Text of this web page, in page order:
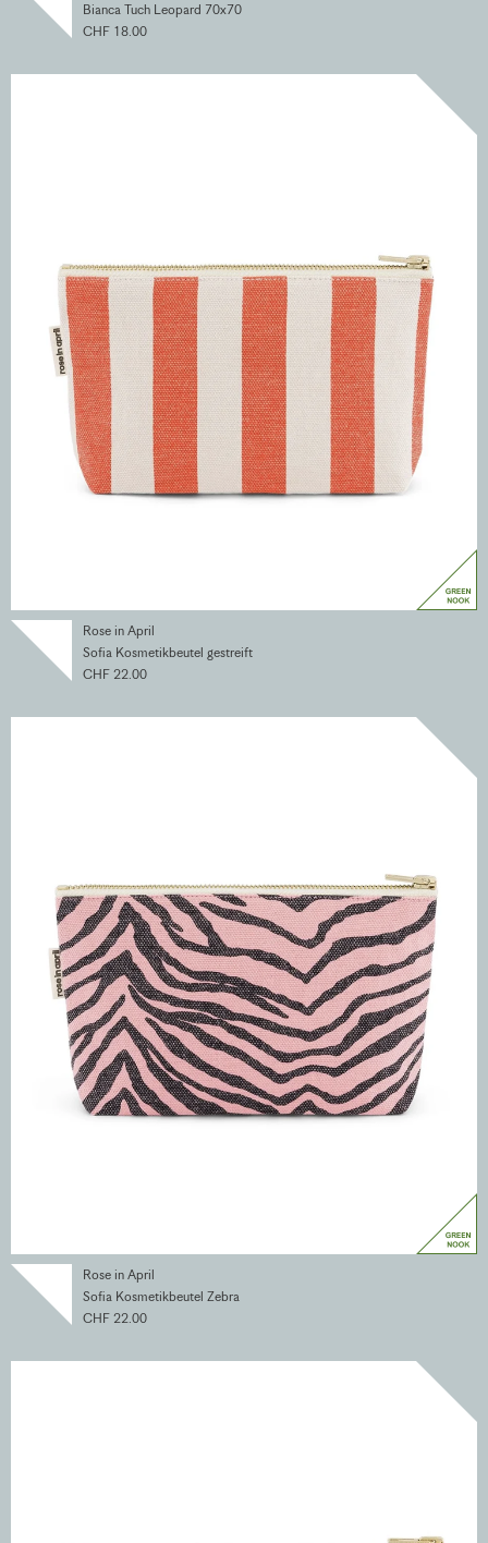
Bianca Tuch Leopard 70x70
CHF 18.00
Rose in April
Sofia Kosmetikbeutel gestreift
CHF 22.00
Rose in April
Sofia Kosmetikbeutel Zebra
CHF 22.00